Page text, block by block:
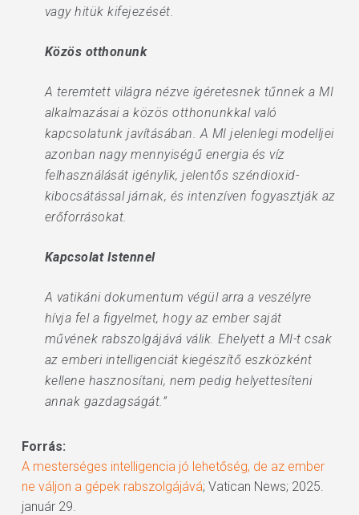
vagy hitük kifejezését.
Közös otthonunk
A teremtett világra nézve ígéretesnek tűnnek a MI
alkalmazásai a közös otthonunkkal való
kapcsolatunk javításában. A MI jelenlegi modelljei
azonban nagy mennyiségű energia és víz
felhasználását igénylik, jelentős széndioxid-
kibocsátással járnak, és intenzíven fogyasztják az
erőforrásokat.
Kapcsolat Istennel
A vatikáni dokumentum végül arra a veszélyre
hívja fel a figyelmet, hogy az ember saját
művének rabszolgájává válik. Ehelyett a MI-t csak
az emberi intelligenciát kiegészítő eszközként
kellene hasznosítani, nem pedig helyettesíteni
annak gazdagságát.”
Forrás:
A mesterséges intelligencia jó lehetőség, de az ember
ne váljon a gépek rabszolgájává; Vatican News; 2025.
január 29.